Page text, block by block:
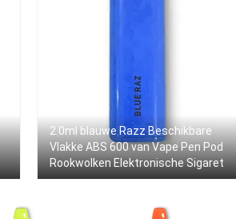
2.0ml blauwe Razz Beschikbare
Vlakke ABS 600 van Vape Pen Pod
Rookwolken Elektronische Sigaret